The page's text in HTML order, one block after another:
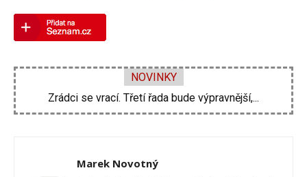
NOVINKY
Zdeněk Pohlreich opět vtrhne do hospod. Nové...
Marek Novotný